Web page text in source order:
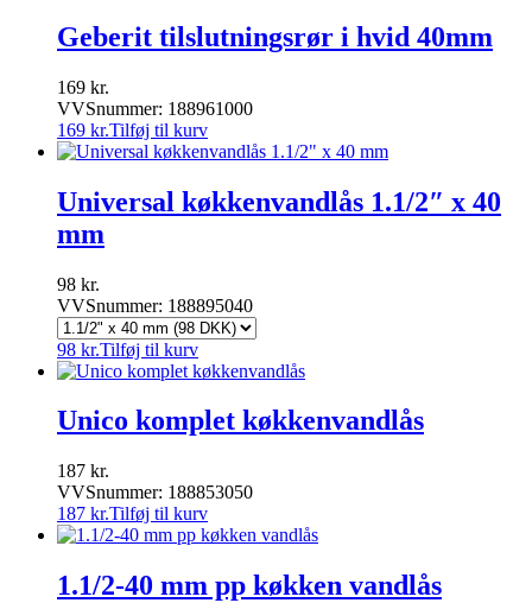
Geberit tilslutningsrør i hvid 40mm
169 kr.
VVSnummer: 188961000
169 kr.Tilføj til kurv
Universal køkkenvandlås 1.1/2″ x 40
mm
98 kr.
VVSnummer: 188895040
98 kr.Tilføj til kurv
Unico komplet køkkenvandlås
187 kr.
VVSnummer: 188853050
187 kr.Tilføj til kurv
1.1/2-40 mm pp køkken vandlås